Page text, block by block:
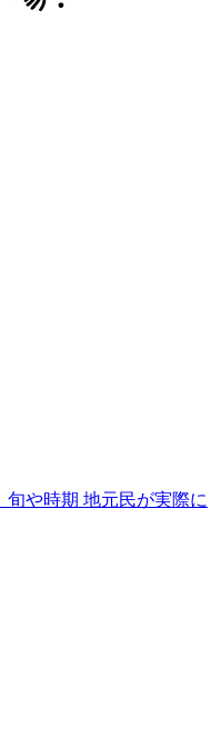
旬や時期 地元民が実際に